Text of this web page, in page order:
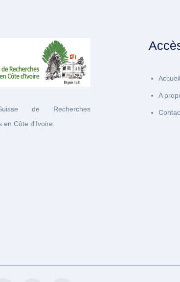
de Recherches
en Côte d'Ivoire.
Accueil
A